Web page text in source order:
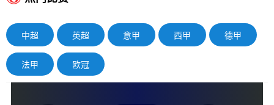
中超 英超 意甲 西甲 德甲
法甲 欧冠